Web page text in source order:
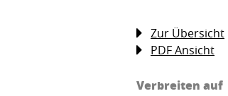
Zur Übersicht
PDF Ansicht
Verbreiten auf